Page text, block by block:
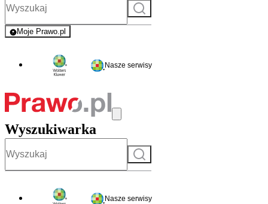
Szukaj
Moje Prawo.pl
- rejestracja i logowanie do serwisu
Nasze serwisy
Wyszukiwarka
Szukaj
Nasze serwisy